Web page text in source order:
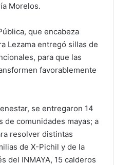
Morelos.
que encabeza
Lezama entregó sillas de
para que las
favorablemente
se entregaron 14
de comunidades mayas; a
resolver distintas
de X-Pichil y de la
del INMAYA, 15 calderos